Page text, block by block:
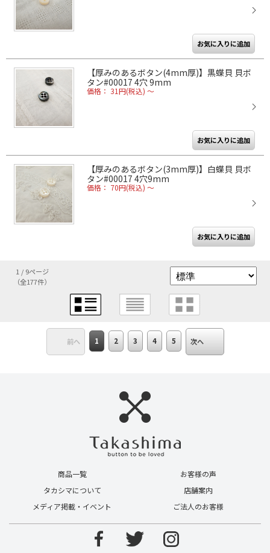
【厚みのあるボタン(4mm厚)】黒蝶貝 貝ボ
タン#00017 4穴 9mm
価格： 31円(税込) ～
【厚みのあるボタン(3mm厚)】白蝶貝 貝ボ
タン#00017 4穴9mm
価格： 70円(税込) ～
1 / 9ページ
（全177件）
前へ 1 2 3 4 5 次へ
商品一覧
お客様の声
タカシマについて
店舗案内
メディア掲載・イベント
ご法人のお客様